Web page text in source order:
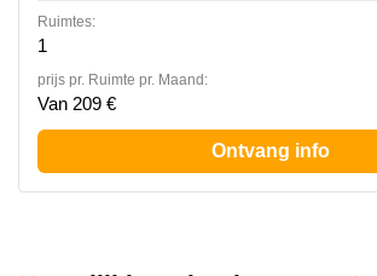
Ruimtes:
1
prijs pr. Ruimte pr. Maand:
Van 209 €
Ontvang info